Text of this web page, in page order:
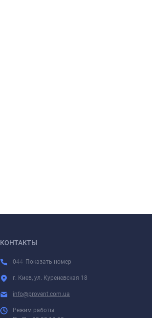
КОНТАКТЫ
044 Показать номер
г. Киев, ул. Куреневская 18
info@provent.com.ua
Режим работы: